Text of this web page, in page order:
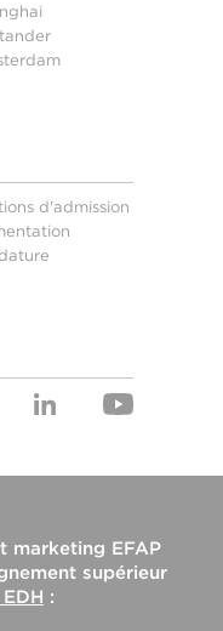
d'admission
marketing EFAP
supérieur
: